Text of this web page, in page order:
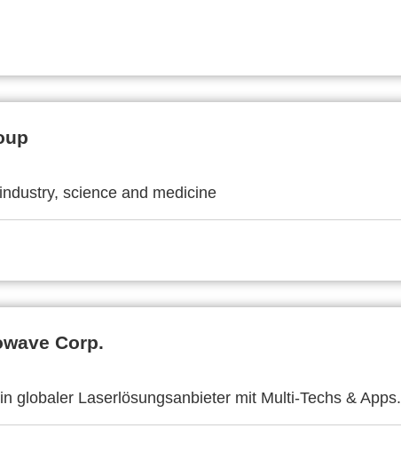
science and medicine
Corp.
globaler Laserlösungsanbieter mit Multi-Techs & Apps.